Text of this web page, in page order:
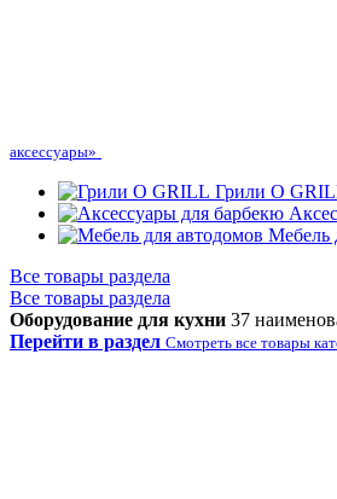
аксессуары»
Грили O
Мебель
Все товары раздела
Все товары раздела
Оборудование для кухни 37
Перейти в раздел Смотреть все товары